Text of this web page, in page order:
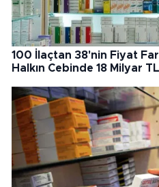
100 İlaçtan 38'nin Fiyat
Halkın Cebinde 18 Milyar